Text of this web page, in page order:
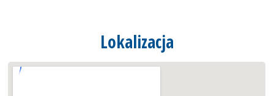
Lokalizacja